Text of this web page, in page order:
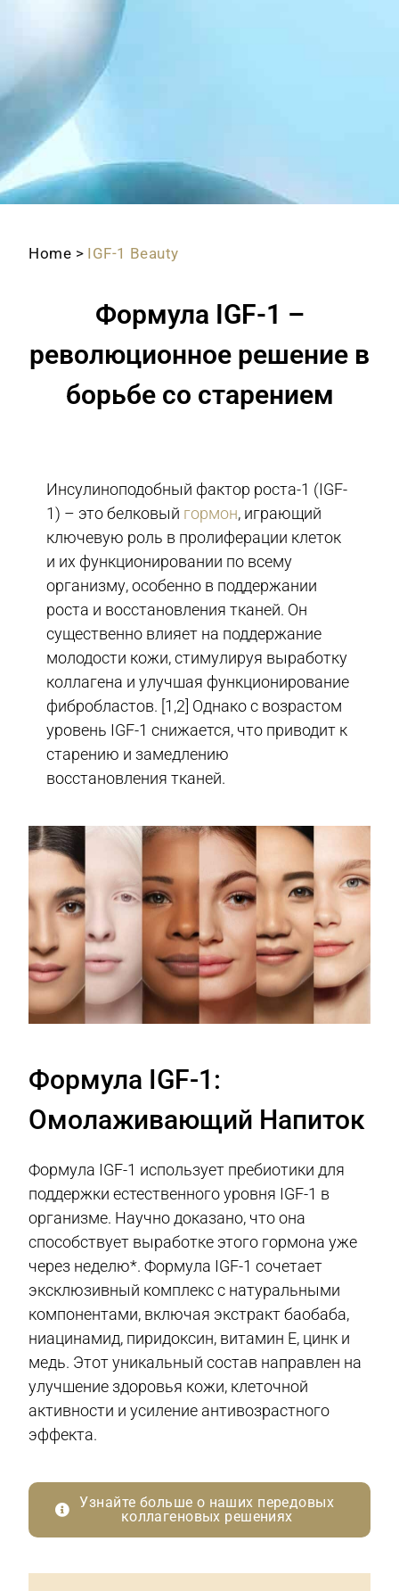
Home > IGF-1 Beauty
Формула IGF-1 –
революционное решение в
борьбе со старением
Инсулиноподобный фактор роста-1 (IGF-
1) – это белковый гормон, играющий
ключевую роль в пролиферации клеток
и их функционировании по всему
организму, особенно в поддержании
роста и восстановления тканей. Он
существенно влияет на поддержание
молодости кожи, стимулируя выработку
коллагена и улучшая функционирование
фибробластов. [1,2] Однако с возрастом
уровень IGF-1 снижается, что приводит к
старению и замедлению
восстановления тканей.
Формула IGF-1:
Омолаживающий Напиток
Формула IGF-1 использует пребиотики для
поддержки естественного уровня IGF-1 в
организме. Научно доказано, что она
способствует выработке этого гормона уже
через неделю*. Формула IGF-1 сочетает
эксклюзивный комплекс с натуральными
компонентами, включая экстракт баобаба,
ниацинамид, пиридоксин, витамин Е, цинк и
медь. Этот уникальный состав направлен на
улучшение здоровья кожи, клеточной
активности и усиление антивозрастного
эффекта.
Узнайте больше о наших передовых
коллагеновых решениях